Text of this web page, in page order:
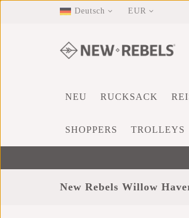
Deutsch EUR
NEU RUCKSACK
SHOPPERS TROLLEYS
New Rebels Willow